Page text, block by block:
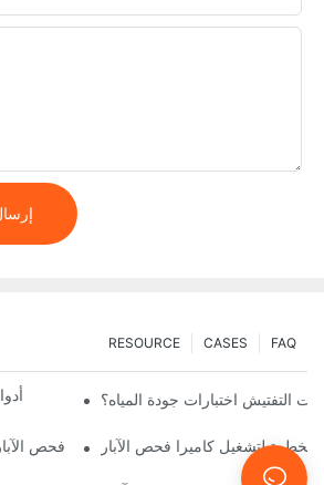
FAQ
CASES
RESOURCE
كاميرات التفتيش المحمولة:
التفتيش اختبارات جودة المياه؟
متى تستخدم كاميرا فحص
بخطوة لتشغيل كاميرا فحص الآبار